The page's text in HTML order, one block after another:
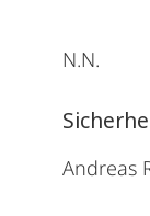
N.N.
Andreas